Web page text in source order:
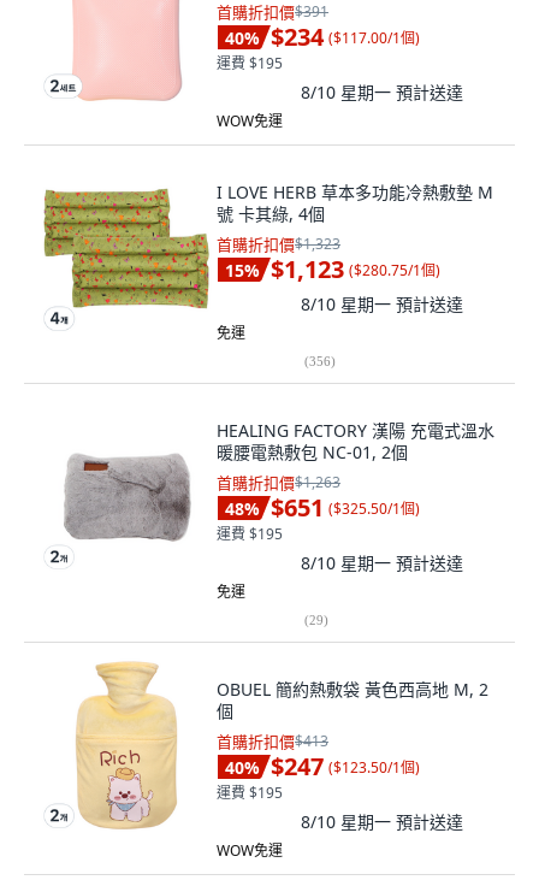
首購折扣價$391
40% $234 ($117.00/1個)
運費 $195
8/10 星期一 預計送達
WOW免運
I LOVE HERB 草本多功能冷熱敷墊 M
號 卡其綠, 4個
首購折扣價$1,323
15% $1,123 ($280.75/1個)
8/10 星期一 預計送達
免運
(356)
HEALING FACTORY 漢陽 充電式溫水
暖腰電熱敷包 NC-01, 2個
首購折扣價$1,263
48% $651 ($325.50/1個)
運費 $195
8/10 星期一 預計送達
免運
(29)
OBUEL 簡約熱敷袋 黃色西高地 M, 2
個
首購折扣價$413
40% $247 ($123.50/1個)
運費 $195
8/10 星期一 預計送達
WOW免運